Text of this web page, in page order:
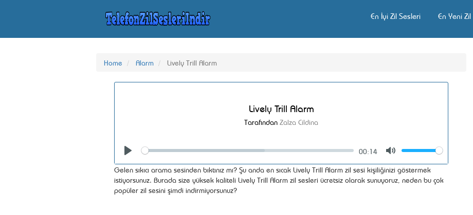
En İyi Zil Sesleri En Yeni
Home Alarm Lively Trill Alarm
Lively Trill Alarm
Tarafından Zalza Cildina
Seek
00:14
Volume
Gelen sıkıcı arama sesinden bıktınız mı? Şu anda en sıcak Lively Trill Alarm zil sesi kişiliğinizi göstermek
istiyorsunuz. Burada size yüksek kaliteli Lively Trill Alarm zil sesleri ücretsiz olarak sunuyoruz, neden bu çok
popüler zil sesini şimdi indirmiyorsunuz?